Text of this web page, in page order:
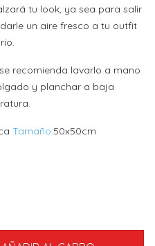
tu look, ya sea para salir
un aire fresco a tu outfit
recomienda lavarlo a mano
y planchar a baja
Tamaño:50x50cm